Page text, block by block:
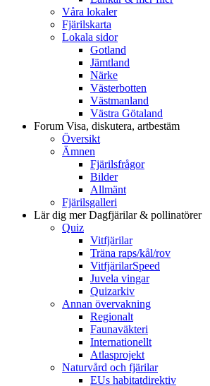
Våra lokaler
Fjärilskarta
Lokala sidor
Gotland
Jämtland
Närke
Västerbotten
Västmanland
Västra Götaland
Forum Visa, diskutera, artbestäm
Översikt
Ämnen
Fjärilsfrågor
Bilder
Allmänt
Fjärilsgalleri
Lär dig merDagfjärilar & pollinatörer
Quiz
Vitfjärilar
Träna raps/kål/rov
VitfjärilarSpeed
Juvela vingar
Quizarkiv
Annan övervakning
Regionalt
Faunaväkteri
Internationellt
Atlasprojekt
Naturvård och fjärilar
EUs habitatdirektiv